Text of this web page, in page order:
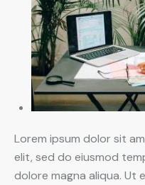
Lorem ipsum dolor sit
elit, sed do eiusmod
dolore magna aliqua. Ut